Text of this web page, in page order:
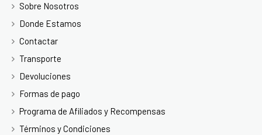
Sobre Nosotros
Donde Estamos
Contactar
Transporte
Devoluciones
Formas de pago
Programa de Afiliados y Recompensas
Términos y Condiciones